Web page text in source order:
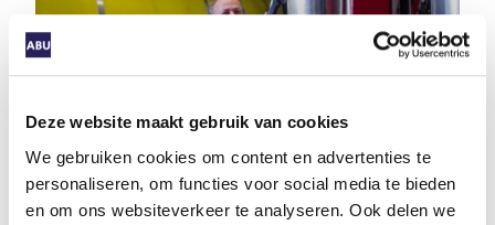
Deze website maakt gebruik van cookies
We gebruiken cookies om content en advertenties te
personaliseren, om functies voor social media te bieden
en om ons websiteverkeer te analyseren. Ook delen we
Dankzij de uitzendbranche levert
Eric nu een bijdrage aan de
energietransitie